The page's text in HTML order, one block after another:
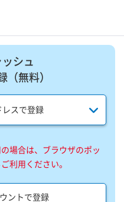
シュ
（無料）​
レスで登録
場合は、ブラウザのポッ
利用ください。
ントで登録